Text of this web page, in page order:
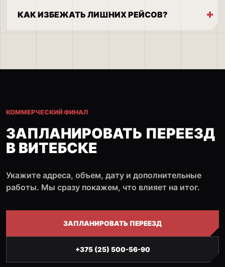
КАК ИЗБЕЖАТЬ ЛИШНИХ РЕЙСОВ?
КОММЕРЧЕСКИЙ ФИНАЛ
ЗАПЛАНИРОВАТЬ ПЕРЕЕЗД
В ВИТЕБСКЕ
Укажите адреса, объем, дату и дополнительные
работы. Мы сразу покажем, что влияет на итог.
ЗАПЛАНИРОВАТЬ ПЕРЕЕЗД
+375 (25) 500-56-90